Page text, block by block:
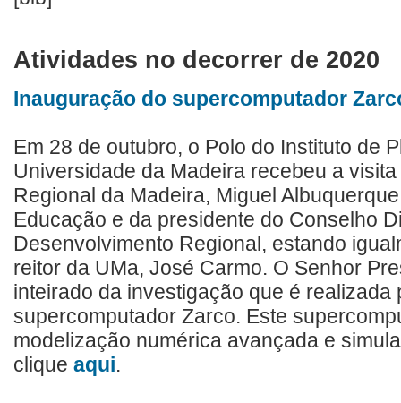
Atividades no decorrer de 2020
Inauguração do supercomputador
Em 28 de outubro, o Polo do Instituto de
Universidade da Madeira recebeu a
Regional da Madeira, Miguel
Educação e da presidente do Conselho
Desenvolvimento Regional, estando
reitor da UMa, José Carmo. O Senhor
inteirado da investigação que é realizada
supercomputador Zarco. Este
modelização numérica avançada e
clique aqui.